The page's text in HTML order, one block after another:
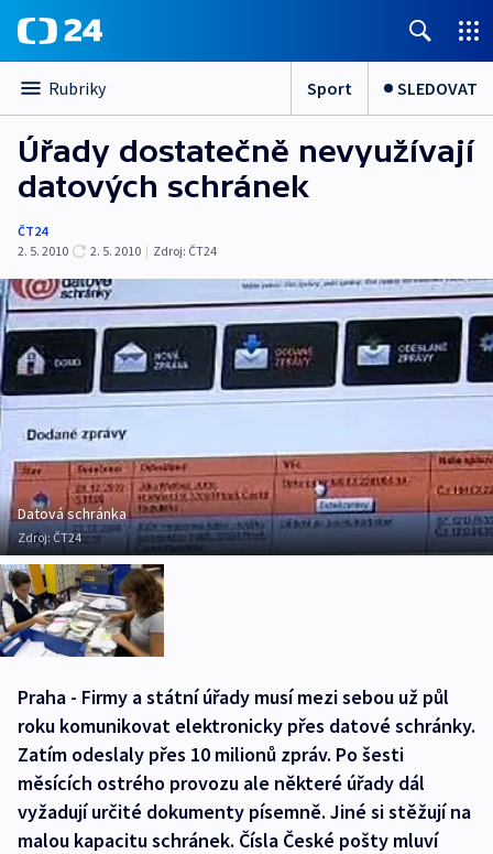
Rubriky Sport SLEDOVAT
Úřady dostatečně nevyužívají
datových schránek
ČT24
2. 5. 2010
2. 5. 2010 | Zdroj: ČT24
Datová schránka
Zdroj:ČT24
Praha - Firmy a státní úřady musí mezi sebou už půl
roku komunikovat elektronicky přes datové schránky.
Zatím odeslaly přes 10 milionů zpráv. Po šesti
měsících ostrého provozu ale některé úřady dál
vyžadují určité dokumenty písemně. Jiné si stěžují na
malou kapacitu schránek. Čísla České pošty mluví